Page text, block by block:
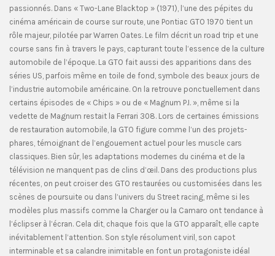
passionnés. Dans « Two-Lane Blacktop » (1971), l’une des pépites du
cinéma américain de course sur route, une Pontiac GTO 1970 tient un
rôle majeur, pilotée par Warren Oates. Le film décrit un road trip et une
course sans fin à travers le pays, capturant toute l’essence de la culture
automobile de l’époque. La GTO fait aussi des apparitions dans des
séries US, parfois même en toile de fond, symbole des beaux jours de
l’industrie automobile américaine. On la retrouve ponctuellement dans
certains épisodes de « Chips » ou de « Magnum P.I. », même si la
vedette de Magnum restait la Ferrari 308. Lors de certaines émissions
de restauration automobile, la GTO figure comme l’un des projets-
phares, témoignant de l’engouement actuel pour les muscle cars
classiques. Bien sûr, les adaptations modernes du cinéma et de la
télévision ne manquent pas de clins d’œil. Dans des productions plus
récentes, on peut croiser des GTO restaurées ou customisées dans les
scènes de poursuite ou dans l’univers du Street racing, même si les
modèles plus massifs comme la Charger ou la Camaro ont tendance à
l’éclipser à l’écran. Cela dit, chaque fois que la GTO apparaît, elle capte
inévitablement l’attention. Son style résolument viril, son capot
interminable et sa calandre inimitable en font un protagoniste idéal